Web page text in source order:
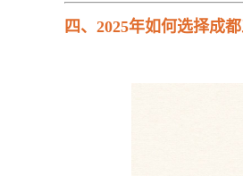
四、2025年如何选择成